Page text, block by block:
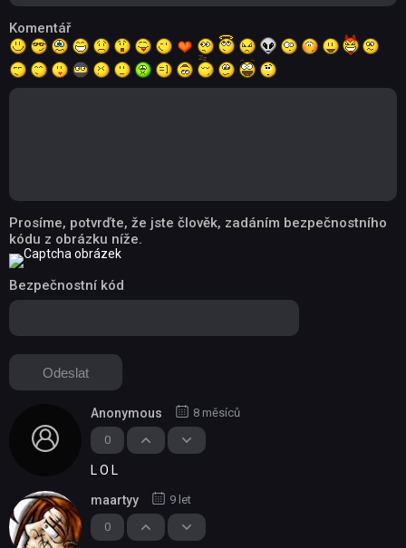
Komentář
Prosíme, potvrďte, že jste člověk, zadáním bezpečnostního
kódu z obrázku níže.
Bezpečnostní kód
0
Anonymous 8 měsíců
L O L
0
maartyy 9 let